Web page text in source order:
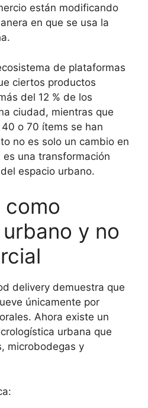
están modificando
en que se usa la
de plataformas
ciertos productos
del 12 % de los
ciudad, mientras que
o 70 ítems se han
no es solo un cambio en
una transformación
espacio urbano.
como
y no
delivery demuestra que
únicamente por
Ahora existe un
urbana que
microbodegas y